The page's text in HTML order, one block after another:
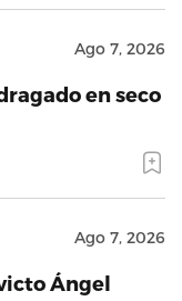
Ago 7, 2026
en seco
Ago 7, 2026
Ángel